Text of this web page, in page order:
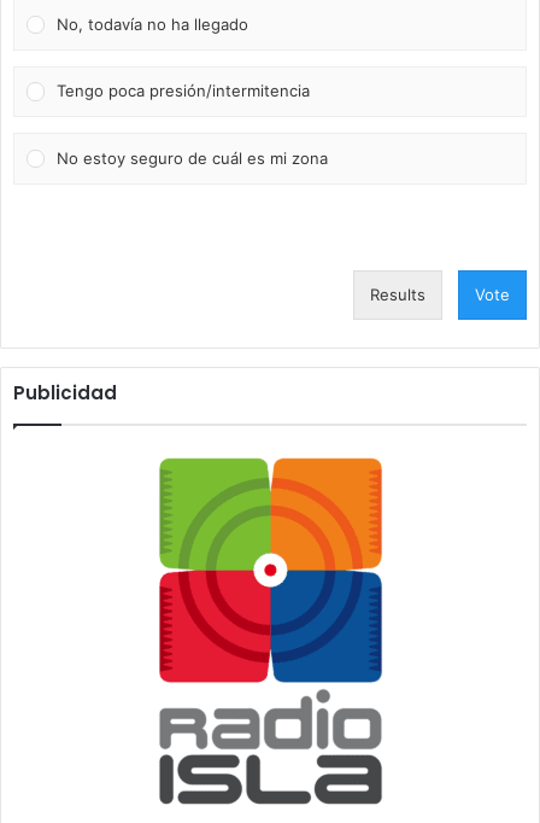
No, todavía no ha llegado
Tengo poca presión/intermitencia
No estoy seguro de cuál es mi zona
Results Vote
Publicidad